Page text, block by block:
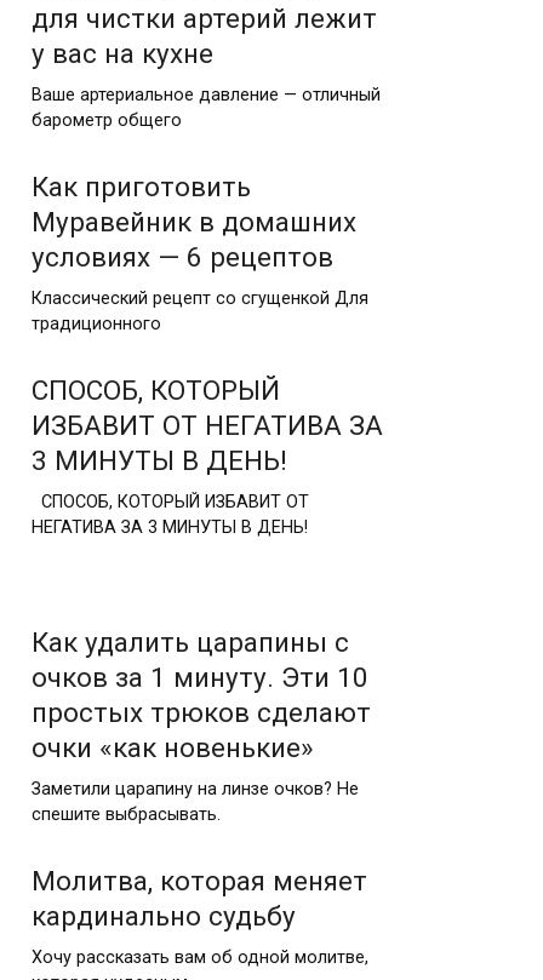
для чистки артерий лежит
у вас на кухне
Ваше артериальное давление — отличный
барометр общего
Как приготовить
Муравейник в домашних
условиях — 6 рецептов
Классический рецепт со сгущенкой Для
традиционного
СПОСОБ, КОТОРЫЙ
ИЗБАВИТ ОТ НЕГАТИВА ЗА
3 МИНУТЫ В ДЕНЬ!
СПОСОБ, КОТОРЫЙ ИЗБАВИТ ОТ
НЕГАТИВА ЗА 3 МИНУТЫ В ДЕНЬ!
Как удалить царапины с
очков за 1 минуту. Эти 10
простых трюков сделают
очки «как новенькие»
Заметили царапину на линзе очков? Не
спешите выбрасывать.
Молитва, которая меняет
кардинально судьбу
Хочу рассказать вам об одной молитве,